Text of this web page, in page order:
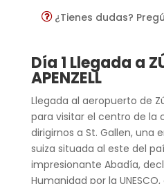
¿Tienes dudas?
Día 1 Llegada a
APENZELL
Llegada al aeropuerto de
para visitar el centro de la
dirigirnos a St. Gallen, una
suiza situada al este del
impresionante Abadía,
Humanidad por la